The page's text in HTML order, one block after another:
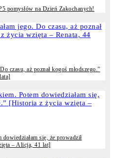
pomysłów na Dzień Zakochanych!
czasu, aż poznał kogoś młodszego.”
dowiedziałam się, że prowadził
– Alicja, 41 lat]